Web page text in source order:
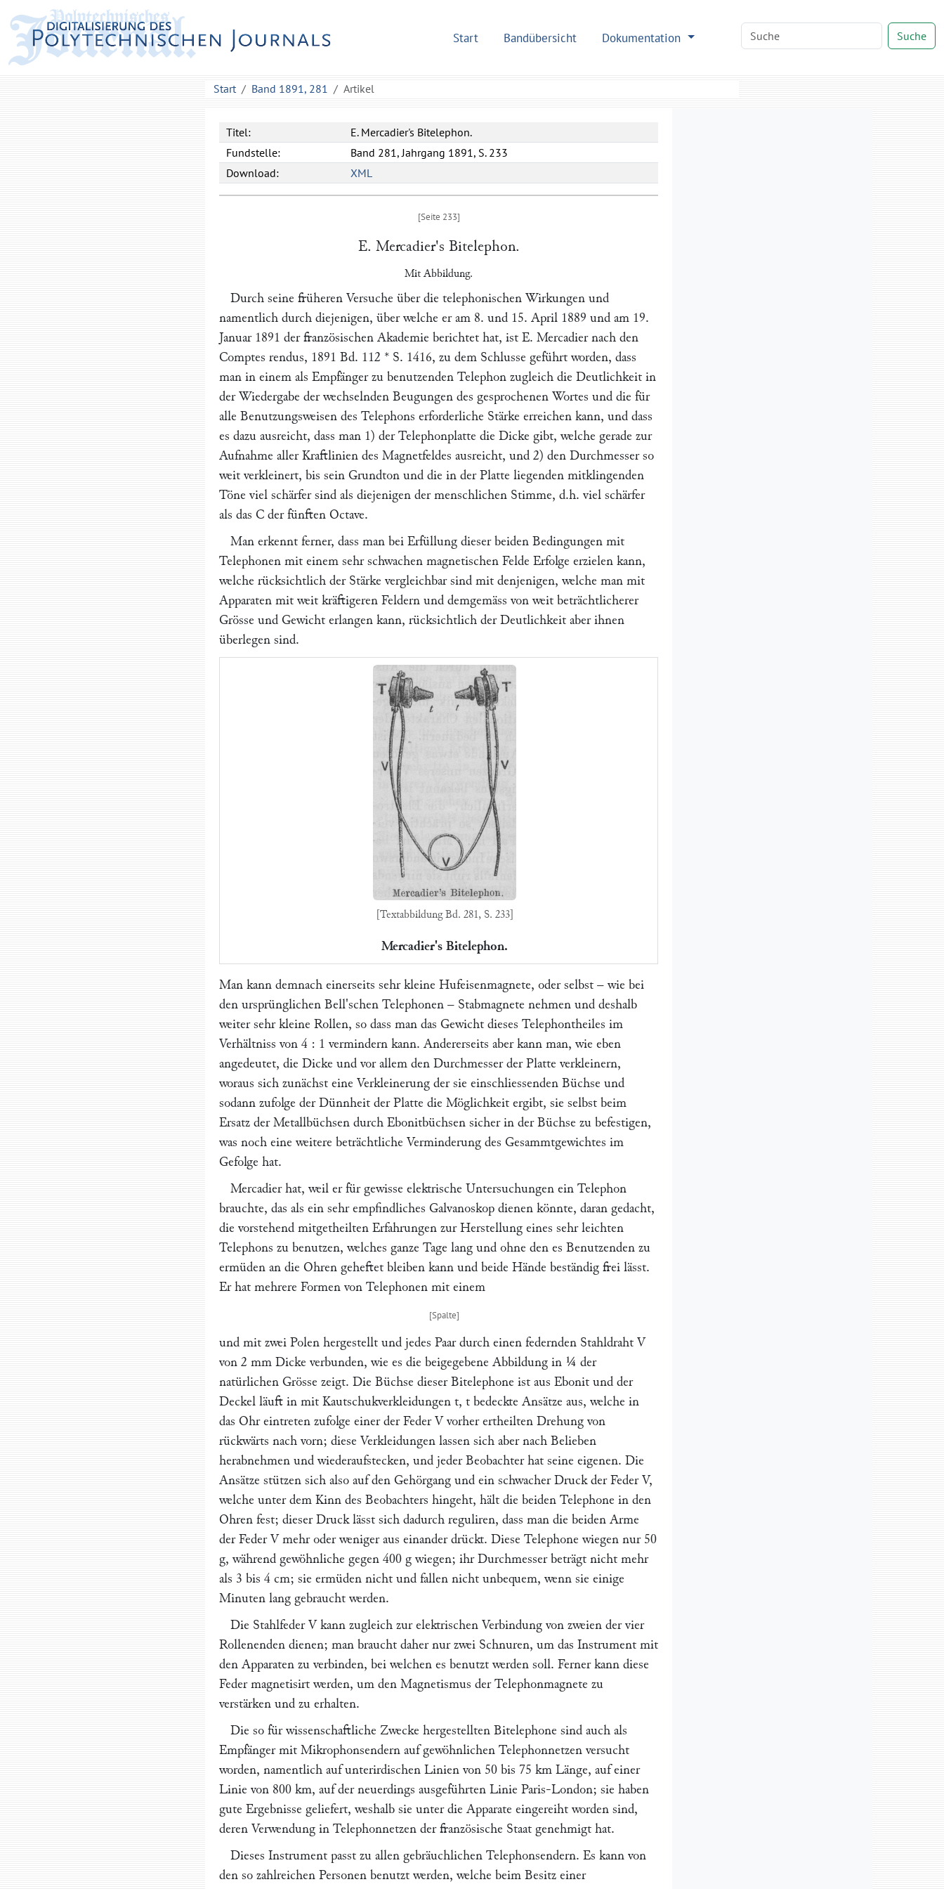
Start Bandübersicht Dokumentation Suche
Start Band 1891, 281 Artikel
Titel:
E. Mercadier's Bitelephon.
Fundstelle:
Band 281, Jahrgang 1891, S. 233
Download:
XML
E. Mercadier's Bitelephon.
Mit Abbildung.
Durch seine früheren Versuche über die telephonischen Wirkungen und
namentlich durch diejenigen, über welche er am 8. und 15. April 1889 und am 19.
Januar 1891 der französischen Akademie berichtet hat, ist E. Mercadiernach den
Comptes rendus, 1891 Bd. 112 * S. 1416, zu dem Schlusse geführt worden, dass
man in einem als Empfänger zu benutzenden Telephon zugleich die Deutlichkeit in
der Wiedergabe der wechselnden Beugungen des gesprochenen Wortes und die für
alle Benutzungsweisen des Telephons erforderliche Stärke erreichen kann, und dass
es dazu ausreicht, dass man 1) der Telephonplatte die Dicke gibt, welche gerade zur
Aufnahme aller Kraftlinien des Magnetfeldes ausreicht, und 2) den Durchmesser so
weit verkleinert, bis sein Grundton und die in der Platte liegenden mitklingenden
Töne viel schärfer sind als diejenigen der menschlichen Stimme, d.h. viel schärfer
als das C der fünften Octave.
Man erkennt ferner, dass man bei Erfüllung dieser beiden Bedingungen mit
Telephonen mit einem sehr schwachen magnetischen Felde Erfolge erzielen kann,
welche rücksichtlich der Stärke vergleichbar sind mit denjenigen, welche man mit
Apparaten mit weit kräftigeren Feldern und demgemäss von weit beträchtlicherer
Grösse und Gewicht erlangen kann, rücksichtlich der Deutlichkeit aber ihnen
überlegen sind.
[Textabbildung Bd. 281, S. 233]
Mercadier's Bitelephon.
Man kann demnach einerseits sehr kleine Hufeisenmagnete, oder selbst – wie bei
den ursprünglichen Bell'schen Telephonen – Stabmagnete nehmen und deshalb
weiter sehr kleine Rollen, so dass man das Gewicht dieses Telephontheiles im
Verhältniss von 4 : 1 vermindern kann. Andererseits aber kann man, wie eben
angedeutet, die Dicke und vor allem den Durchmesser der Platte verkleinern,
woraus sich zunächst eine Verkleinerung der sie einschliessenden Büchse und
sodann zufolge der Dünnheit der Platte die Möglichkeit ergibt, sie selbst beim
Ersatz der Metallbüchsen durch Ebonitbüchsen sicher in der Büchse zu befestigen,
was noch eine weitere beträchtliche Verminderung des Gesammtgewichtes im
Gefolge hat.
Mercadierhat, weil er für gewisse elektrische Untersuchungen ein Telephon
brauchte, das als ein sehr empfindliches Galvanoskop dienen könnte, daran gedacht,
die vorstehend mitgetheilten Erfahrungen zur Herstellung eines sehr leichten
Telephons zu benutzen, welches ganze Tage lang und ohne den es Benutzenden zu
ermüden an die Ohren geheftet bleiben kann und beide Hände beständig frei lässt.
Er hat mehrere Formen von Telephonen mit einem
und mit zwei Polen hergestellt und jedes Paar durch einen federnden Stahldraht V
von 2 mm Dicke verbunden, wie es die beigegebene Abbildung in ¼ der
natürlichen Grösse zeigt. Die Büchse dieser Bitelephone ist aus Ebonit und der
Deckel läuft in mit Kautschukverkleidungen t, t bedeckte Ansätze aus, welche in
das Ohr eintreten zufolge einer der Feder Vvorher ertheilten Drehung von
rückwärts nach vorn; diese Verkleidungen lassen sich aber nach Belieben
herabnehmen und wiederaufstecken, und jeder Beobachter hat seine eigenen. Die
Ansätze stützen sich also auf den Gehörgang und ein schwacher Druck der Feder V,
welche unter dem Kinn des Beobachters hingeht, hält die beiden Telephone in den
Ohren fest; dieser Druck lässt sich dadurch reguliren, dass man die beiden Arme
der Feder Vmehr oder weniger aus einander drückt. Diese Telephone wiegen nur 50
g, während gewöhnliche gegen 400 g wiegen; ihr Durchmesser beträgt nicht mehr
als 3 bis 4 cm; sie ermüden nicht und fallen nicht unbequem, wenn sie einige
Minuten lang gebraucht werden.
Die Stahlfeder Vkann zugleich zur elektrischen Verbindung von zweien der vier
Rollenenden dienen; man braucht daher nur zwei Schnuren, um das Instrument mit
den Apparaten zu verbinden, bei welchen es benutzt werden soll. Ferner kann diese
Feder magnetisirt werden, um den Magnetismus der Telephonmagnete zu
verstärken und zu erhalten.
Die so für wissenschaftliche Zwecke hergestellten Bitelephone sind auch als
Empfänger mit Mikrophonsendern auf gewöhnlichen Telephonnetzen versucht
worden, namentlich auf unterirdischen Linien von 50 bis 75 km Länge, auf einer
Linie von 800 km, auf der neuerdings ausgeführten Linie Paris-London; sie haben
gute Ergebnisse geliefert, weshalb sie unter die Apparate eingereiht worden sind,
deren Verwendung in Telephonnetzen der französische Staat genehmigt hat.
Dieses Instrument passt zu allen gebräuchlichen Telephonsendern. Es kann von
den so zahlreichen Personen benutzt werden, welche beim Besitz einer